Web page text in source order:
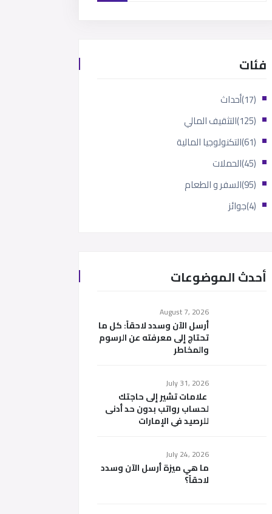
فئات
أحداث
(17)
التثقيف المالي
(125)
التكنولوجيا المالية
(61)
الحملات
(45)
السفر و الطعام
(95)
جوائز (4)
أحدث الموضوعات
August 7, 2026
أرسل الآن وسدد لاحقاً: كل ما
تحتاج إلى معرفته عن الرسوم
والمخاطر
July 31, 2026
علامات تشير إلى حاجتك
لحساب رواتب بدون حد أدنى
للرصيد في الإمارات
July 24, 2026
ما هي ميزة أرسل الآن وسدد
لاحقاً؟